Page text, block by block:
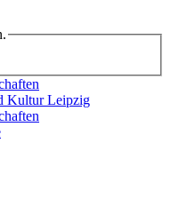
Kultur Leipzig